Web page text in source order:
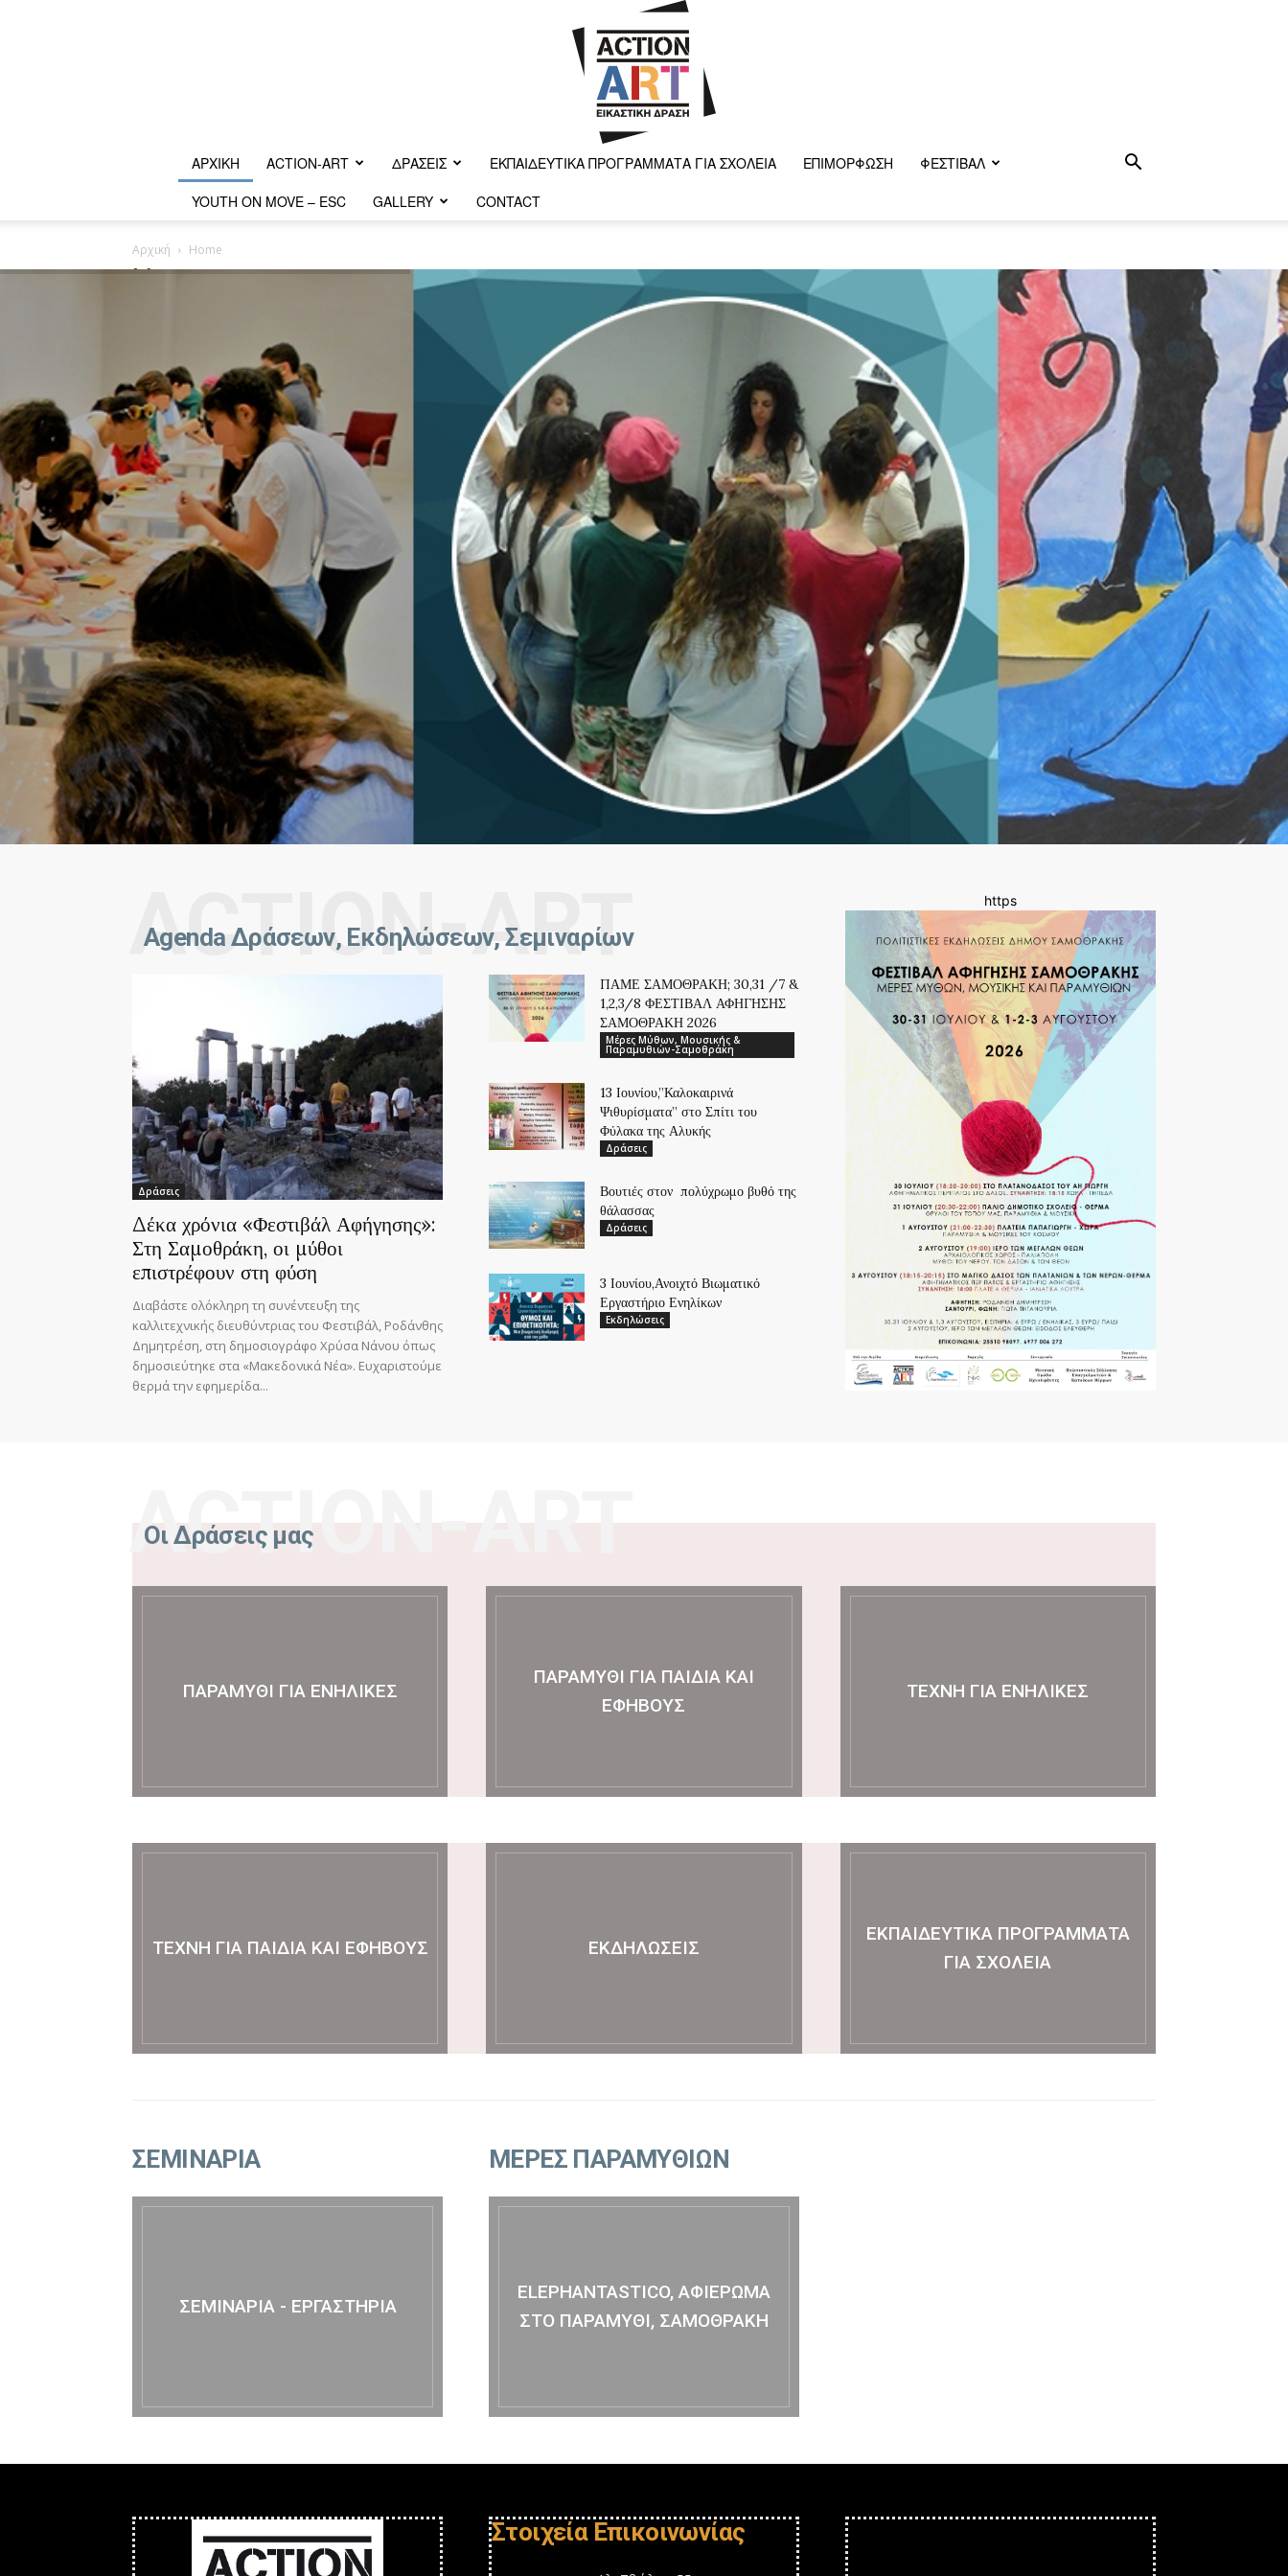
ΑΡΧΙΚΗ ACTION-ART ΔΡΆΣΕΙΣ ΕΚΠΑΙΔΕΥΤΙΚΆ ΠΡΟΓΡΆΜΜΑΤΑ ΓΙΑ ΣΧΟΛΕΊΑ ΕΠΙΜΌΡΦΩΣΗ
ΦΕΣΤΙΒΑΛ
YOUTH ON MOVE – ESC
GALLERY CONTACT
Αρχική Home
Home
Agenda Δράσεων, Εκδηλώσεων, Σεμιναρίων
ACTION-ART
Δράσεις
Δέκα χρόνια «Φεστιβάλ Αφήγησης»:
Στη Σαμοθράκη, οι μύθοι
επιστρέφουν στη φύση
Διαβάστε ολόκληρη τη συνέντευξη της
καλλιτεχνικής διευθύντριας του Φεστιβάλ, Ροδάνθης
Δημητρέση, στη δημοσιογράφο Χρύσα Νάνου όπως
δημοσιεύτηκε στα «Μακεδονικά Νέα». Ευχαριστούμε
θερμά την εφημερίδα...
ΠΑΜΕ ΣΑΜΟΘΡΑΚΗ; 30,31 /7 &
1,2,3/8 ΦΕΣΤΙΒΑΛ ΑΦΗΓΗΣΗΣ
ΣΑΜΟΘΡΑΚΗ 2026
Μέρες Μύθων, Μουσικής &
Παραμυθιών-Σαμοθράκη
13 Ιουνίου,”Καλοκαιρινά
Ψιθυρίσματα” στο Σπίτι του
Φύλακα της Αλυκής
Δράσεις
Βουτιές στον πολύχρωμο βυθό της
θάλασσας
Δράσεις
3 Ιουνίου,Ανοιχτό Βιωματικό
Εργαστήριο Ενηλίκων
Εκδηλώσεις
https
Οι Δράσεις μας
ACTION-ART
ΠΑΡΑΜΎΘΙ ΓΙΑ ΕΝΉΛΙΚΕΣ
ΠΑΡΑΜΎΘΙ ΓΙΑ ΠΑΙΔΙΆ ΚΑΙ
ΕΦΉΒΟΥΣ
ΤΈΧΝΗ ΓΙΑ ΕΝΉΛΙΚΕΣ
ΤΈΧΝΗ ΓΙΑ ΠΑΙΔΙΆ ΚΑΙ ΕΦΉΒΟΥΣ ΕΚΔΗΛΏΣΕΙΣ
ΕΚΠΑΙΔΕΥΤΙΚΆ ΠΡΟΓΡΆΜΜΑΤΑ
ΓΙΑ ΣΧΟΛΕΊΑ
ΣΕΜΙΝΑΡΙΑ
ΣΕΜΙΝΑΡΙΑ - ΕΡΓΑΣΤΗΡΙΑ
ΜΕΡΕΣ ΠΑΡΑΜΥΘΙΩΝ
ELEPHANTASTICO, ΑΦΙΕΡΩΜΑ
ΣΤΟ ΠΑΡΑΜΥΘΙ, ΣΑΜΟΘΡΑΚΗ
Στοιχεία Επικοινωνίας